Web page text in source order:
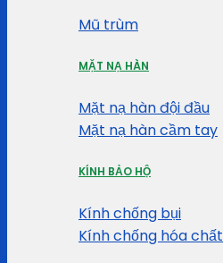
Mũ trùm
MẶT NẠ HÀN
Mặt nạ hàn đội đầu
Mặt nạ hàn cầm tay
KÍNH BẢO HỘ
Kính chống bụi
Kính chống hóa chất